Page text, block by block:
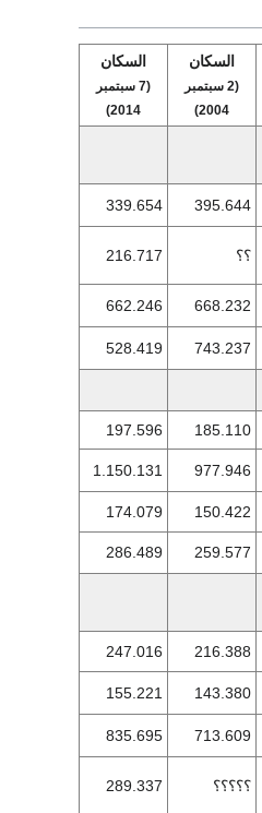
السكان
(2 سبتمبر
2004)
السكان
(7 سبتمبر
2014)
395.644
339.654
؟؟ 216.717
668.232
662.246
743.237
528.419
185.110
197.596
977.946
1.150.131
150.422
174.079
259.577
286.489
216.388
247.016
143.380
155.221
713.609
835.695
؟؟؟؟؟ 289.337